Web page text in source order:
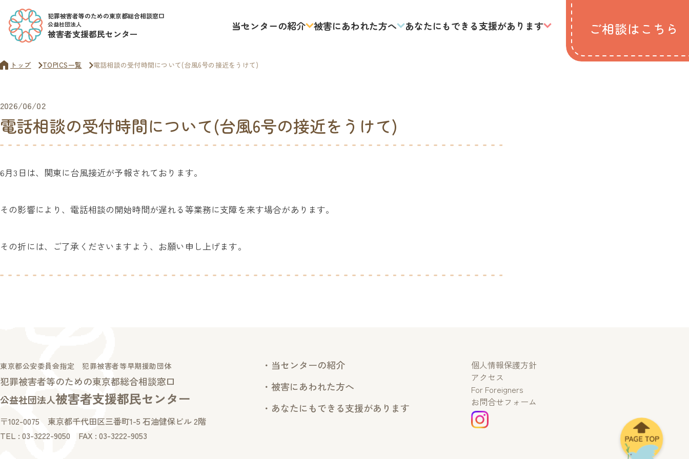
犯罪被害者等のための東京都総合相談窓口
公益社団法人
被害者支援都民センター
当センターの紹介 被害にあわれた方へ あなたにもできる支援があります ご相談はこちら
トップ TOPICS一覧 電話相談の受付時間について(台風6号の接近をうけて)
2026/06/02
電話相談の受付時間について(台風6号の接近をうけて)
6月3日は、関東に台風接近が予報されております。
その影響により、電話相談の開始時間が遅れる等業務に支障を来す場合があります。
その折には、ご了承くださいますよう、お願い申し上げます。
東京都公安委員会指定 犯罪被害者等早期援助団体
犯罪被害者等のための東京都総合相談窓口
公益社団法人被害者支援都民センター
〒102-0075 東京都千代田区三番町1-5 石油健保ビル 2階
TEL : 03-3222-9050 FAX : 03-3222-9053
・当センターの紹介
・被害にあわれた方へ
・あなたにもできる支援があります
個人情報保護方針
アクセス
For Foreigners
お問合せフォーム